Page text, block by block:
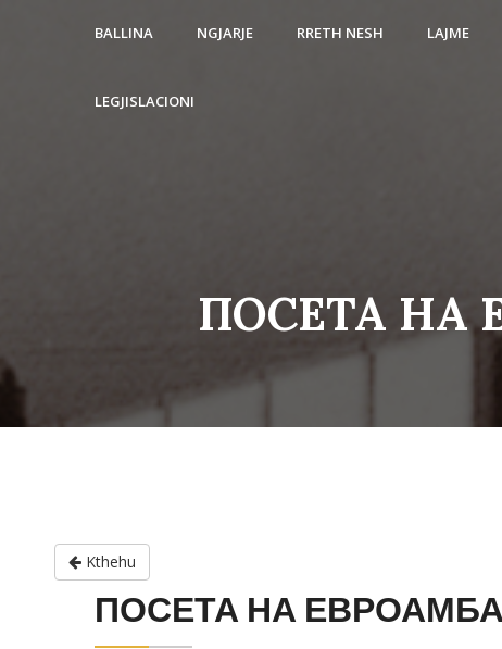
Kthehu
BALLINA NGJARJE RRETH NESH LAJME
LEGJISLACIONI
ПОСЕТА НА
ПОСЕТА НА